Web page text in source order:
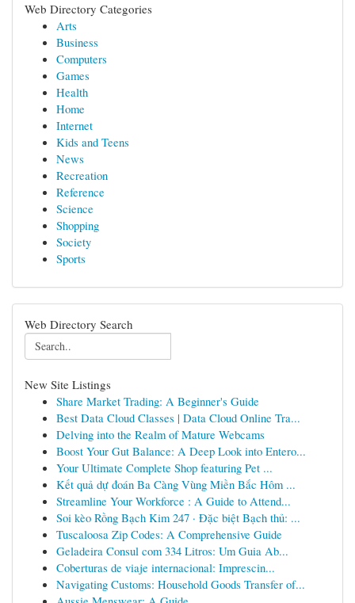
Web Directory Categories
Arts
Business
Computers
Games
Health
Home
Internet
Kids and Teens
News
Recreation
Reference
Science
Shopping
Society
Sports
Web Directory Search
New Site Listings
Share Market Trading: A Beginner's Guide
Best Data Cloud Classes | Data Cloud Online Tra...
Delving into the Realm of Mature Webcams
Boost Your Gut Balance: A Deep Look into Entero...
Your Ultimate Complete Shop featuring Pet ...
Kết quả dự đoán Ba Càng Vùng Miền Bắc Hôm ...
Streamline Your Workforce : A Guide to Attend...
Soi kèo Rồng Bạch Kim 247 · Đặc biệt Bạch thủ: ...
Tuscaloosa Zip Codes: A Comprehensive Guide
Geladeira Consul com 334 Litros: Um Guia Ab...
Coberturas de viaje internacional: Imprescin...
Navigating Customs: Household Goods Transfer of...